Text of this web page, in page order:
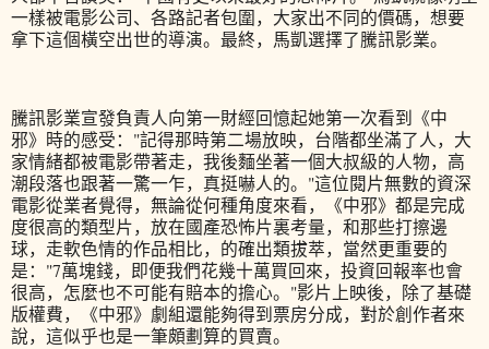
一樣被電影公司、各路記者包圍，大家出不同的價碼，想要
拿下這個橫空出世的導演。最終，馬凱選擇了騰訊影業。
騰訊影業宣發負責人向第一財經回憶起她第一次看到《中
邪》時的感受："記得那時第二場放映，台階都坐滿了人，大
家情緒都被電影帶著走，我後麵坐著一個大叔級的人物，高
潮段落也跟著一驚一乍，真挺嚇人的。"這位閱片無數的資深
電影從業者覺得，無論從何種角度來看，《中邪》都是完成
度很高的類型片，放在國產恐怖片裏考量，和那些打擦邊
球，走軟色情的作品相比，的確出類拔萃，當然更重要的
是："7萬塊錢，即便我們花幾十萬買回來，投資回報率也會
很高，怎麼也不可能有賠本的擔心。"影片上映後，除了基礎
版權費，《中邪》劇組還能夠得到票房分成，對於創作者來
說，這似乎也是一筆頗劃算的買賣。